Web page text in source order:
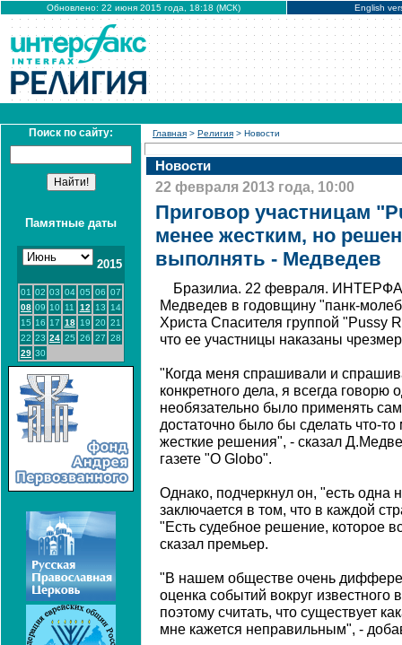
Обновлено: 22 июня 2015 года, 18:18 (МСК) English
Поиск по сайту:
Памятные даты
2015
01 02 03 04 05 06 07
08 09 10 11 12 13
14
15 16 17 18 19 20 21
22 23 24 25 26 27 28
29 30
Главная > Религия > Новости
Новости
22 февраля 2013 года, 10:00
Приговор участницам
менее жестким, но
выполнять - Медведев
Бразилиа. 22 февраля.
Медведев в годовщину "панк-
Христа Спасителя группой "Pussy
что ее участницы наказаны
"Когда меня спрашивали и
конкретного дела, я всегда говорю
необязательно было применять
достаточно было бы сделать что-
жесткие решения", - сказал
газете "O Globo".
Однако, подчеркнул он, "есть одна
заключается в том, что в каждой
"Есть судебное решение, которое
сказал премьер.
"В нашем обществе очень
оценка событий вокруг
поэтому считать, что существует
мне кажется неправильным", -